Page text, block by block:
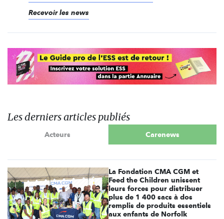
Recevoir les news
Les derniers articles publiés
Acteurs Carenews
La Fondation CMA CGM et
Feed the Children unissent
leurs forces pour distribuer
plus de 1 400 sacs à dos
remplis de produits essentiels
aux enfants de Norfolk